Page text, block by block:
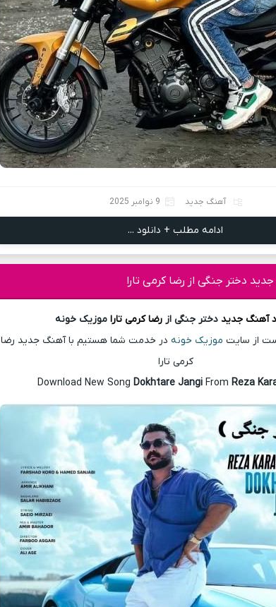
آهنگ جدید 9 نوامبر 2025
ادامه مطلب + دانلود ...
دختر جنگی از رضا کرمی تارا
آهنگ جدیددختر جنگی از رضا کرمی تاراموزیک خونه
از سایت موزیک خونه در خدمت شما هستیم با آهنگ جدید رضا
کرمی تارا
Download New SongDokhtare Jangi FromReza